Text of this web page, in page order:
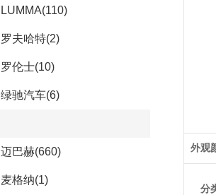
LUMMA(110)
罗夫哈特(2)
罗伦士(10)
绿驰汽车(6)
迈巴赫(660)
麦格纳(1)
外观
分